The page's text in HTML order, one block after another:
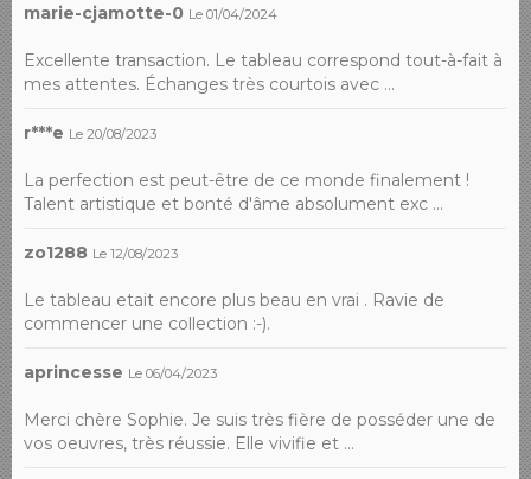
marie-cjamotte-0 Le 01/04/2024
Excellente transaction. Le tableau correspond tout-à-fait à
mes attentes. Échanges très courtois avec ...
r***e Le 20/08/2023
La perfection est peut-être de ce monde finalement !
Talent artistique et bonté d'âme absolument exc ...
zo1288 Le 12/08/2023
Le tableau etait encore plus beau en vrai . Ravie de
commencer une collection :-).
aprincesse Le 06/04/2023
Merci chère Sophie. Je suis très fière de posséder une de
vos oeuvres, très réussie. Elle vivifie et ...